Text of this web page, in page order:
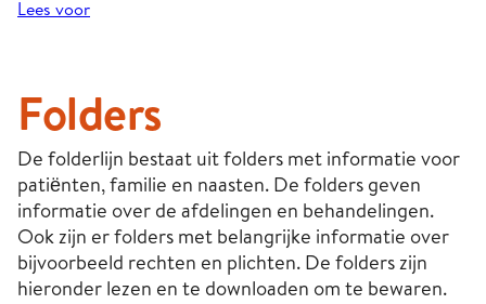
Lees voor
Folders
De folderlijn bestaat uit folders met informatie voor
patiënten, familie en naasten. De folders geven
informatie over de afdelingen en behandelingen.
Ook zijn er folders met belangrijke informatie over
bijvoorbeeld rechten en plichten. De folders zijn
hieronder lezen en te downloaden om te bewaren.